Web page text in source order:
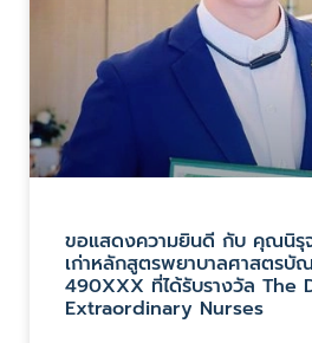
ขอแสดงความยินดี กับ คุณนิ
เก่าหลักสูตรพยาบาลศาสตรบั
490XXX ที่ได้รับรางวัล The
Extraordinary Nurses